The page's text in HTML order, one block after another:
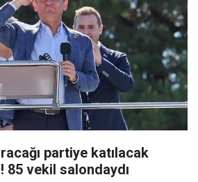
partiye katılacak
85 vekil salondaydı